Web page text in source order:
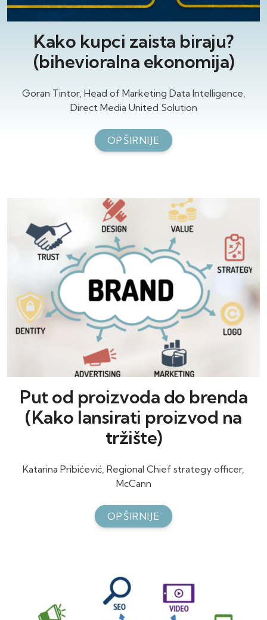
Kako kupci zaista biraju?
(bihevioralna ekonomija)
Goran Tintor, Head of Marketing Data Intelligence,
Direct Media United Solution
OPŠIRNIJE
Put od proizvoda do brenda
(Kako lansirati proizvod na
tržište)
Katarina Pribićević, Regional Chief strategy officer,
McCann
OPŠIRNIJE